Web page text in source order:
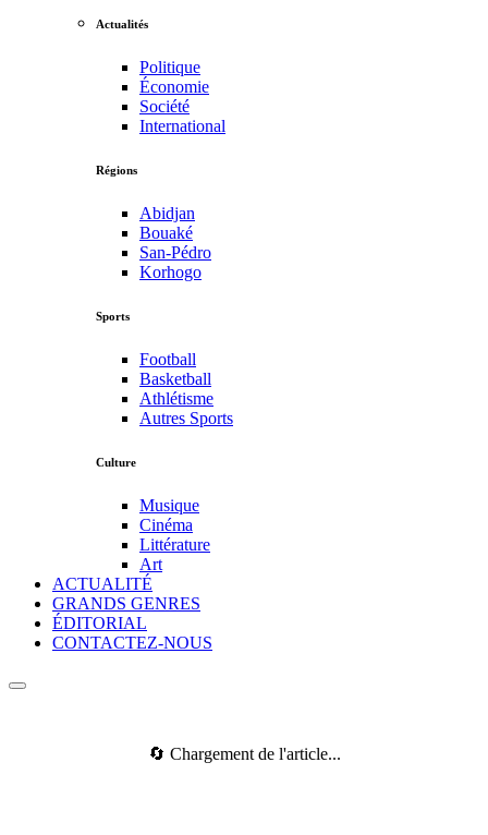
Actualités
Politique
Économie
Société
International
Régions
Abidjan
Bouaké
San-Pédro
Korhogo
Sports
Football
Basketball
Athlétisme
Autres Sports
Culture
Musique
Cinéma
Littérature
Art
ACTUALITÉ
GRANDS GENRES
ÉDITORIAL
CONTACTEZ-NOUS
🔄 Chargement de l'article...